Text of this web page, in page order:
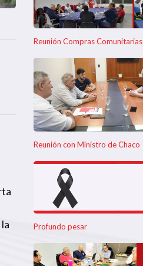
Reunión Compras Comunitarias
Reunión con Ministro de Chaco
Profundo pesar